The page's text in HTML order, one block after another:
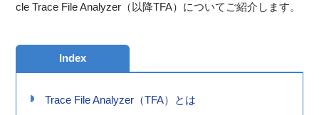
cle Trace File Analyzer（以降TFA）についてご紹介します。
Index
Trace File Analyzer（TFA）とは